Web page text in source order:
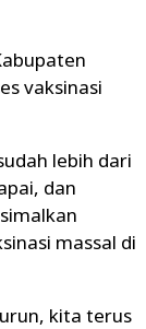
vaksinasi
lebih dari
dan
massal di
kita terus